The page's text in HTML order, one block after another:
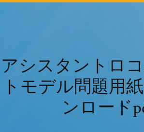
アシスタントロ
トモデル問題用
ンロード